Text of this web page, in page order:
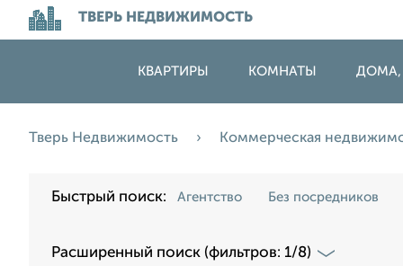
ТВЕРЬ НЕДВИЖИМОСТЬ
КВАРТИРЫ КОМНАТЫ ДОМА,
Тверь Недвижимость Коммерческая
Быстрый поиск: Агентство Без посредников
Расширенный поиск (фильтров: 1/8)